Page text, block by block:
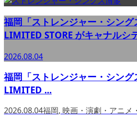
福岡「ストレンジャー・シング
LIMITED STORE がキャナルシ
2026.08.04
福岡「ストレンジャー・シング
LIMITED ...
2026.08.04福岡, 映画・演劇・アニメ